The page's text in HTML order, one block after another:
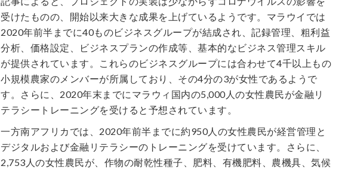
受けたものの、開始以来大きな成果を上げているようです。マラウイでは
2020年前半までに40ものビジネスグループが結成され、記録管理、粗利益
分析、価格設定、ビジネスプランの作成等、基本的なビジネス管理スキル
が提供されています。これらのビジネスグループには合わせて4千以上もの
小規模農家のメンバーが所属しており、その4分の3が女性であるようで
す。さらに、2020年末までにマラウィ国内の5,000人の女性農民が金融リ
テラシートレーニングを受けると予想されています。
一方南アフリカでは、2020年前半までに約950人の女性農民が経営管理と
デジタルおよび金融リテラシーのトレーニングを受けています。さらに、
2,753人の女性農民が、作物の耐乾性種子、肥料、有機肥料、農機具、気候